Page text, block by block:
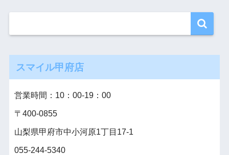
スマイル甲府店
営業時間：10：00‐19：00
〒400-0855
山梨県甲府市中小河原1丁目17-1
055-244-5340